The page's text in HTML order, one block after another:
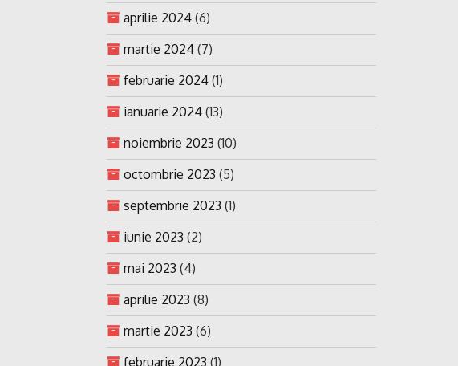
aprilie 2024 (6)
martie 2024 (7)
februarie 2024 (1)
ianuarie 2024 (13)
noiembrie 2023 (10)
octombrie 2023 (5)
septembrie 2023 (1)
iunie 2023 (2)
mai 2023 (4)
aprilie 2023 (8)
martie 2023 (6)
februarie 2023 (1)